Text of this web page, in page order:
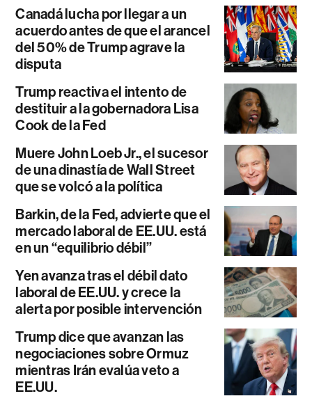
Canadá lucha por llegar a un
acuerdo antes de que el arancel
del 50% de Trump agrave la
disputa
Trump reactiva el intento de
destituir a la gobernadora Lisa
Cook de la Fed
Muere John Loeb Jr., el sucesor
de una dinastía de Wall Street
que se volcó a la política
Barkin, de la Fed, advierte que el
mercado laboral de EE.UU. está
en un “equilibrio débil”
Yen avanza tras el débil dato
laboral de EE.UU. y crece la
alerta por posible intervención
Trump dice que avanzan las
negociaciones sobre Ormuz
mientras Irán evalúa veto a
EE.UU.